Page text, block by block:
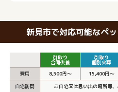
新見市で対応可能なペ
引取り
合同供養
引取り
個別火葬
費用
8,500円～ 15,400円～
自宅訪問
ご自宅又は思い出の場所等